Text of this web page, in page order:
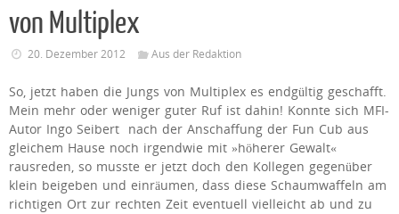
von Multiplex
20. Dezember 2012 Aus der Redaktion
So, jetzt haben die Jungs von Multiplex es endgültig geschafft.
Mein mehr oder weniger guter Ruf ist dahin! Konnte sich MFI-
Autor Ingo Seibert nach der Anschaffung der Fun Cub aus
gleichem Hause noch irgendwie mit »höherer Gewalt«
rausreden, so musste er jetzt doch den Kollegen gegenüber
klein beigeben und einräumen, dass diese Schaumwaffeln am
richtigen Ort zur rechten Zeit eventuell vielleicht ab und zu